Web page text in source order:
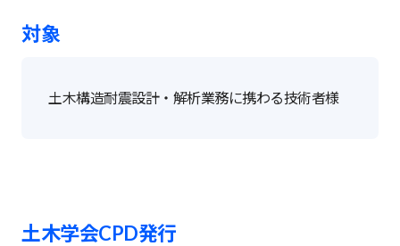
対象
土木構造耐震設計・解析業務に携わる技術者様
土木学会CPD発行